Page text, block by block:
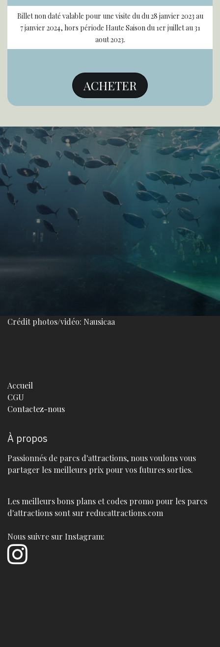
Billet non daté valable pour une visite du du 28 janvier 2023 au
7 janvier 2024, hors période Haute Saison du 1er juillet au 31
aout 2023.
ACHETER
Crédit photos/vidéo: Nausicaa
Accueil
CGU
Contactez-nous
À propos
Passionnés de parcs d'attractions, nous voulons vous
partager les meilleurs prix pour vos futures sorties.
Les meilleurs bons plans et codes promo pour les parcs
d'attractions sont sur reducattractions.com
Nous suivre sur Instagram: